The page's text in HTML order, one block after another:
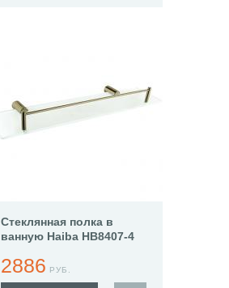
Стеклянная полка в
ванную Haiba HB8407-4
2886 РУБ.